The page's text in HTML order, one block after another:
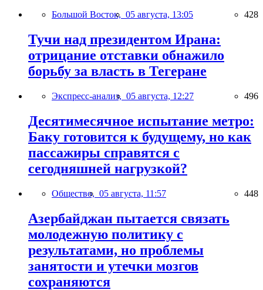
Большой Восток, 05 августа, 13:05 428
Тучи над президентом Ирана:
отрицание отставки обнажило
борьбу за власть в Тегеране
Экспресс-анализ, 05 августа, 12:27 496
Десятимесячное испытание метро:
Баку готовится к будущему, но как
пассажиры справятся с
сегодняшней нагрузкой?
Общество, 05 августа, 11:57 448
Азербайджан пытается связать
молодежную политику с
результатами, но проблемы
занятости и утечки мозгов
сохраняются